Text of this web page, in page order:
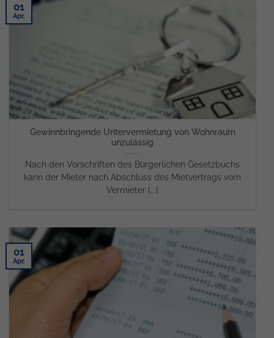
Gewinnbringende Untervermietung von Wohnraum
unzulässig
Nach den Vorschriften des Bürgerlichen Gesetzbuchs
kann der Mieter nach Abschluss des Mietvertrags vom
Vermieter [...]
01
Apr.
01
Apr.